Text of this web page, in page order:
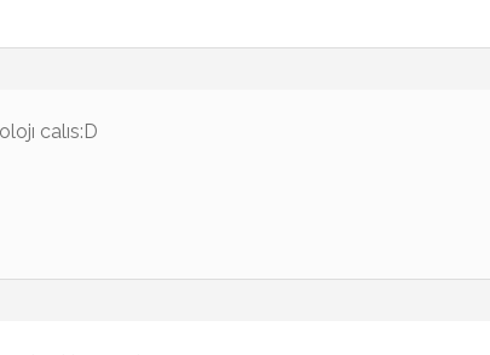
calıs:D